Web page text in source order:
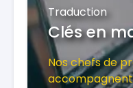
Traduction
Clés en
Nos chefs de
accompagnent